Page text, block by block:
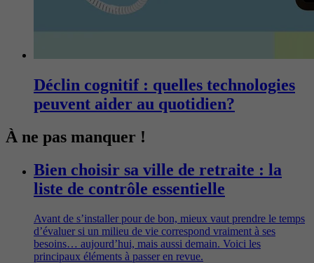
Déclin cognitif : quelles technologies
peuvent aider au quotidien?
À ne pas manquer !
Bien choisir sa ville de retraite : la
liste de contrôle essentielle
Avant de s’installer pour de bon, mieux vaut prendre le temps
d’évaluer si un milieu de vie correspond vraiment à ses
besoins… aujourd’hui, mais aussi demain. Voici les
principaux éléments à passer en revue.